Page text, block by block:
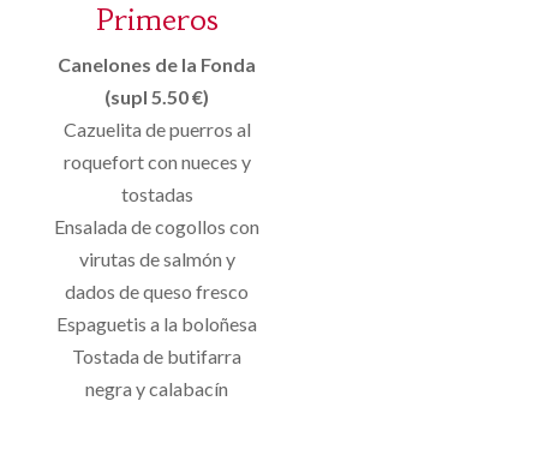
Primeros
Canelones de la Fonda
(supl 5.50 €)
Cazuelita de puerros al
roquefort con nueces y
tostadas
Ensalada de cogollos con
virutas de salmón y
dados de queso fresco
Espaguetis a la boloñesa
Tostada de butifarra
negra y calabacín